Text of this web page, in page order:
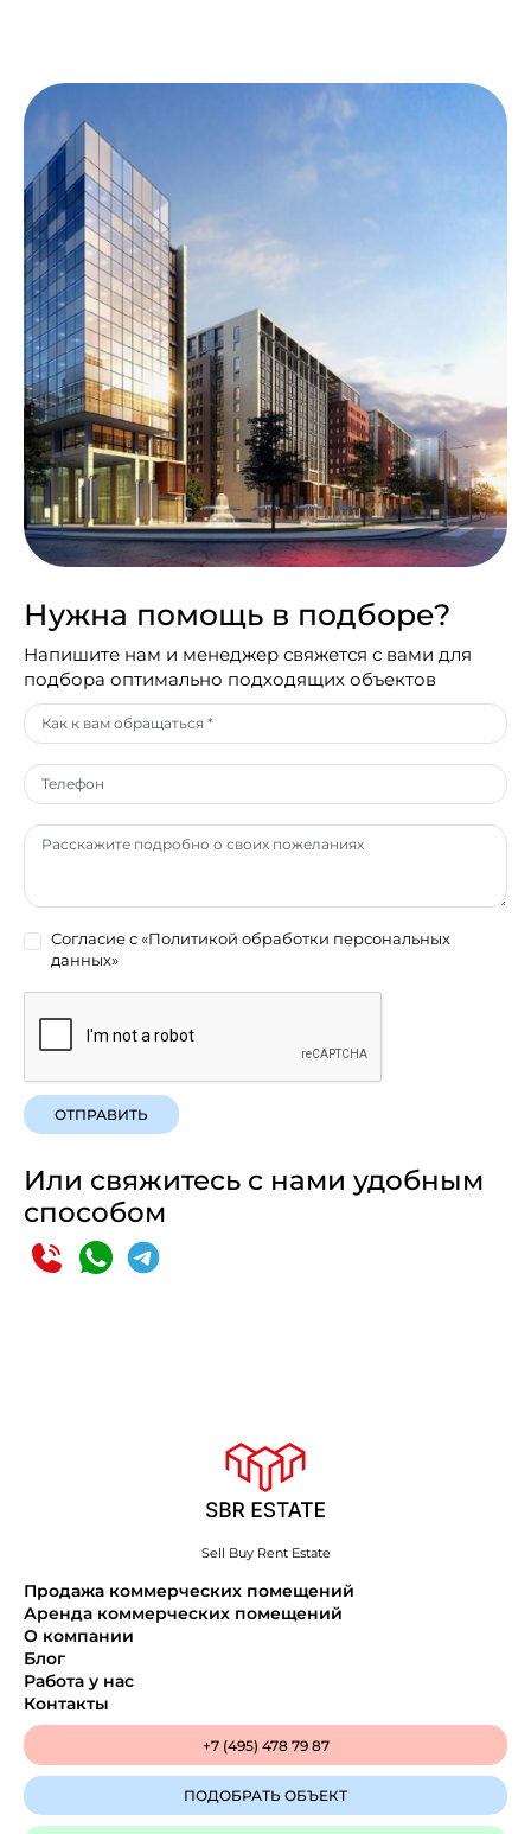
Нужна помощь в подборе?
Напишите нам и менеджер свяжется с вами для
подбора оптимально подходящих объектов
Согласие с«Политикой обработки персональных
данных»
ОТПРАВИТЬ
Или свяжитесь с нами удобным
способом
Sell Buy Rent Estate
Продажа коммерческих помещений
Аренда коммерческих помещений
О компании
Блог
Работа у нас
Контакты
+7 (495) 478 79 87
ПОДОБРАТЬ ОБЪЕКТ